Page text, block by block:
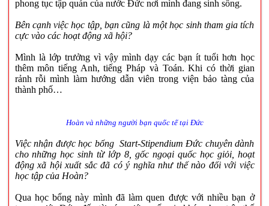
phong tục tập quán của nước Đức nơi mình đang sinh sống.
Bên cạnh việc học tập, bạn cũng là một học sinh tham gia tích
cực vào các hoạt động xã hội?
Mình là lớp trưởng vì vậy mình dạy các bạn ít tuổi hơn học
thêm môn tiếng Anh, tiếng Pháp và Toán. Khi có thời gian
rảnh rỗi mình làm hướng dẫn viên trong viện bảo tàng của
thành phố…
Hoàn và những người bạn quốc tế tại Đức
Việc nhận được học bổng Start-Stipendium Đức chuyên dành
cho những học sinh từ lớp 8, gốc ngoại quốc học giỏi, hoạt
động xã hội xuất sắc đã có ý nghĩa như thế nào đối với việc
học tập của Hoàn?
Qua học bổng này mình đã làm quen được với nhiều bạn ở